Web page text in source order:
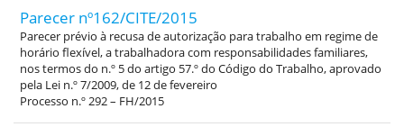
Parecer nº162/CITE/2015
Parecer prévio à recusa de autorização para trabalho em regime de
horário flexível, a trabalhadora com responsabilidades familiares,
nos termos do n.º 5 do artigo 57.º do Código do Trabalho, aprovado
pela Lei n.º 7/2009, de 12 de fevereiro
Processo n.º 292 – FH/2015